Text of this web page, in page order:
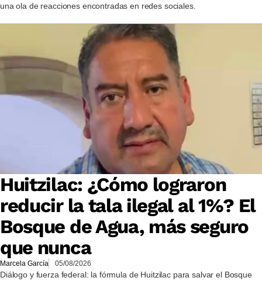
una ola de reacciones encontradas en redes sociales.
Huitzilac: ¿Cómo lograron
reducir la tala ilegal al 1%? El
Bosque de Agua, más seguro
que nunca
Marcela García 05/08/2026
Diálogo y fuerza federal: la fórmula de Huitzilac para salvar el Bosque